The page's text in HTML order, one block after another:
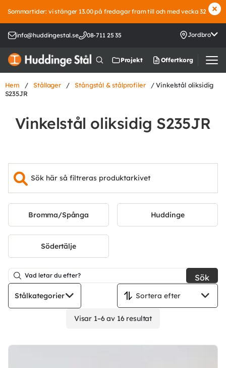
Sommartider: vi stänger 13.00 på fredagar fram till och med vecka 32
info@huddingestal.se 08-711 25 35 Jordbro
Projekt Offertkorg
Hem / Stållager / Stångstål & stålprofiler
/ Vinkelstål oliksidig
S235JR
Vinkelstål oliksidig S235JR
Bromma/Spånga Huddinge
Södertälje
Sök
Stålkategorier
Visar 1–6 av 16 resultat